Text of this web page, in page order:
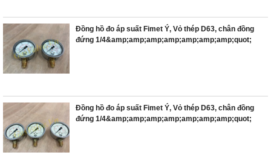
Đồng hồ đo áp suất Fimet Ý, Vỏ thép D63, chân đồng
đứng 1/4&amp;amp;amp;amp;amp;amp;amp;quot;
Đồng hồ đo áp suất Fimet Ý, Vỏ thép D63, chân đồng
đứng 1/4&amp;amp;amp;amp;amp;amp;amp;quot;